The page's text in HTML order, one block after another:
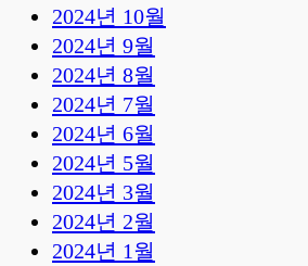
2024년 10월
2024년 9월
2024년 8월
2024년 7월
2024년 6월
2024년 5월
2024년 3월
2024년 2월
2024년 1월